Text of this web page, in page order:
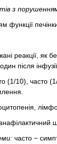
з порушенням
функції
реакції,
після
(1/10), часто (
часто −